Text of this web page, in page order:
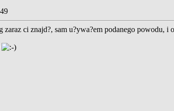
zaraz ci znajd?, sam u?ywa?em podanego powodu, i